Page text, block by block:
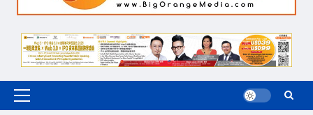
Primary